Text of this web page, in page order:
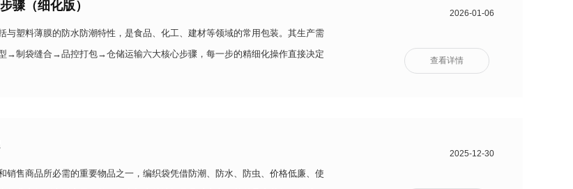
骤（细化版）
与塑料薄膜的防水防潮特性，是食品、化工、建材等领域的常用包装。其生产需
制袋缝合→品控打包→仓储运输六大核心步骤，每一步的精细化操作直接决定
2026-01-06
查看详情
销售商品所必需的重要物品之一，编织袋凭借防潮、防水、防虫、价格低廉、使
2025-12-30